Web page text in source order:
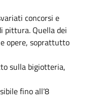
concorsi e
pittura. Quella dei
opere, soprattutto
sulla bigiotteria,
fino all’8